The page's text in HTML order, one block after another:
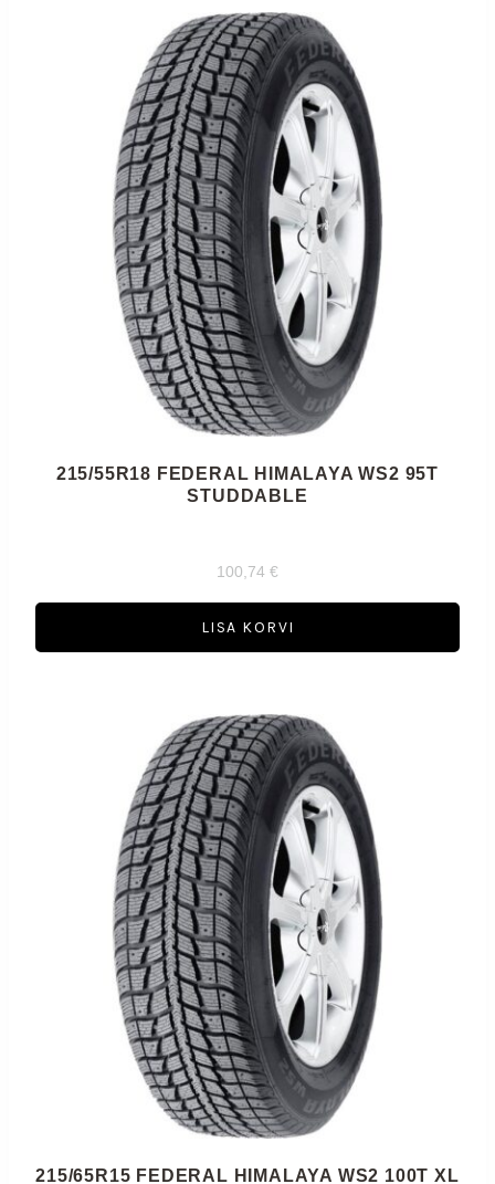
215/55R18 FEDERAL HIMALAYA WS2 95T
STUDDABLE
100,74 €
LISA KORVI
215/65R15 FEDERAL HIMALAYA WS2 100T XL